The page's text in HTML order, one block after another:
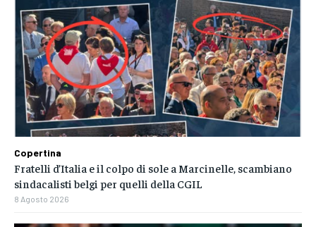
Copertina
Fratelli d’Italia e il colpo di sole a Marcinelle, scambiano
sindacalisti belgi per quelli della CGIL
8 Agosto 2026